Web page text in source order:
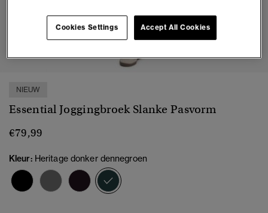
1 2 3 4 5 6
NIEUW
Essential Joggingbroek Slanke Pasvorm
€79,99
Kleur: Heritage donker dennegroen
Cookies Settings Accept All Cookies